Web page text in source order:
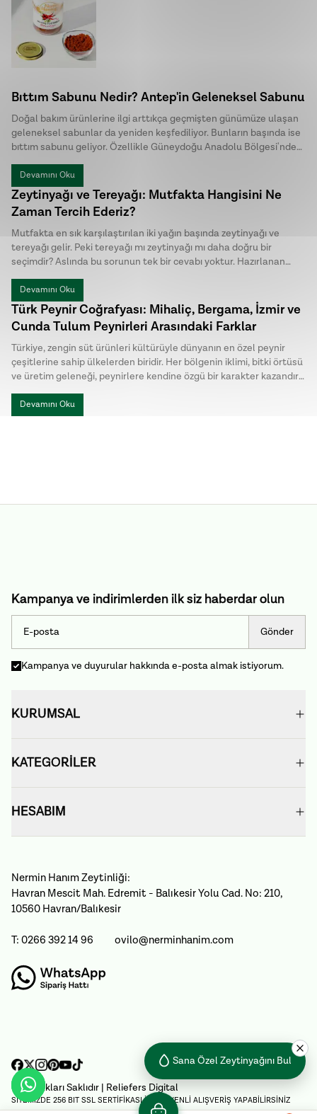
Bıttım Sabunu Nedir? Antep'in Geleneksel Sabunu
Doğal bakım ürünlerine ilgi arttıkça geçmişten günümüze ulaşan
geleneksel sabunlar da yeniden keşfediliyor. Bunların başında ise
bıttım sabunu geliyor. Özellikle Güneydoğu Anadolu Bölgesi'nde
uzun yıllardır üretilen bu özel sabun, doğal içeriği ve sade üretim
yöntemiyle dikkat çekiyor. Halk arasında menengiç sabunu ya da
Antep sabunu olarak da bilinen bıttım sabunu, kimyasal
katkılardan uzak , hem cilt hem de saç bakımında tercih edilen
geleneksel sabunlar arasında yer alıyor.
Devamını Oku
Zeytinyağı ve Tereyağı: Mutfakta Hangisini Ne
Zaman Tercih Ederiz?
Mutfakta en sık karşılaştırılan iki yağın başında zeytinyağı ve
tereyağı gelir. Peki tereyağı mı zeytinyağı mı daha doğru bir
seçimdir? Aslında bu sorunun tek bir cevabı yoktur. Hazırlanan
yemeğin türü, istenen aroma ve pişirme yöntemi, hangi yağın
daha uygun olduğunu belirler.
Devamını Oku
Türk Peynir Coğrafyası: Mihaliç, Bergama, İzmir ve
Cunda Tulum Peynirleri Arasındaki Farklar
Türkiye, zengin süt ürünleri kültürüyle dünyanın en özel peynir
çeşitlerine sahip ülkelerden biridir. Her bölgenin iklimi, bitki örtüsü
ve üretim geleneği, peynirlere kendine özgü bir karakter kazandırır.
Türk peynirleri arasında öne çıkan Mihaliç peyniri, Bergama Tulum,
İzmir Tulum ve Cunda Tulum ise hem üretim yöntemleri hem de
lezzet profilleriyle birbirinden ayrılır.
Devamını Oku
Kampanya ve indirimlerden ilk siz haberdar olun
Gönder
Kampanya ve duyurular hakkında e-posta almak istiyorum.
KURUMSAL
KATEGORİLER
HESABIM
Nermin Hanım Zeytinliği:
Havran Mescit Mah. Edremit - Balıkesir Yolu Cad. No: 210,
10560 Havran/Balıkesir
T: 0266 392 14 96 ovilo@nerminhanim.com
Tüm Hakları Saklıdır | Reliefers Digital
SİTEMİZDE 256 BIT SSL SERTİFİKASI İLE GÜVENLİ ALIŞVERİŞ YAPABİLİRSİNİZ
Sana Özel Zeytinyağını Bul